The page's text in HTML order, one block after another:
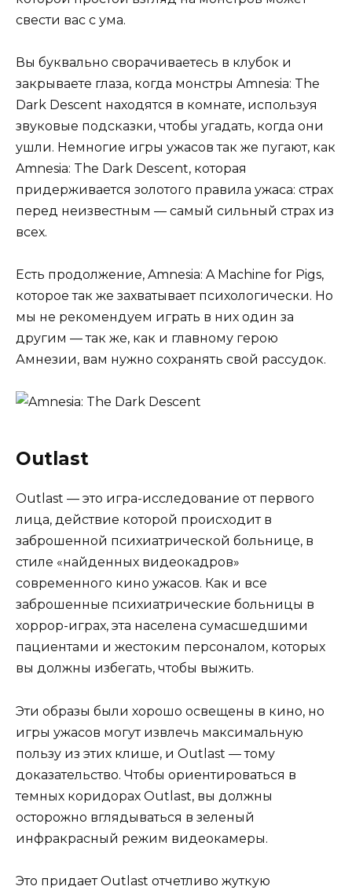
свести вас с ума.
Вы буквально сворачиваетесь в клубок и
закрываете глаза, когда монстры Amnesia: The
Dark Descent находятся в комнате, используя
звуковые подсказки, чтобы угадать, когда они
ушли. Немногие игры ужасов так же пугают, как
Amnesia: The Dark Descent, которая
придерживается золотого правила ужаса: страх
перед неизвестным — самый сильный страх из
всех.
Есть продолжение, Amnesia: A Machine for Pigs,
которое так же захватывает психологически. Но
мы не рекомендуем играть в них один за
другим — так же, как и главному герою
Амнезии, вам нужно сохранять свой рассудок.
Outlast
Outlast — это игра-исследование от первого
лица, действие которой происходит в
заброшенной психиатрической больнице, в
стиле «найденных видеокадров»
современного кино ужасов. Как и все
заброшенные психиатрические больницы в
хоррор-играх, эта населена сумасшедшими
пациентами и жестоким персоналом, которых
вы должны избегать, чтобы выжить.
Эти образы были хорошо освещены в кино, но
игры ужасов могут извлечь максимальную
пользу из этих клише, и Outlast — тому
доказательство. Чтобы ориентироваться в
темных коридорах Outlast, вы должны
осторожно вглядываться в зеленый
инфракрасный режим видеокамеры.
Это придает Outlast отчетливо жуткую